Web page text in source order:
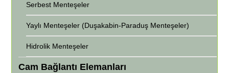
Serbest Menteşeler
Yaylı Menteşeler (Duşakabin-Paraduş Menteşeler)
Hidrolik Menteşeler
Cam Bağlantı Elemanları